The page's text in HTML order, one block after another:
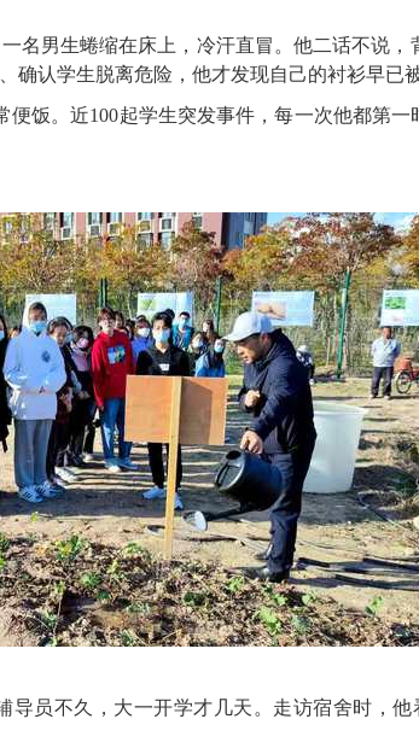
名男生蜷缩在床上，冷汗直冒。他二话不说，
认学生脱离危险，他才发现自己的衬衫早已
饭。近100起学生突发事件，每一次他都第
员不久，大一开学才几天。走访宿舍时，